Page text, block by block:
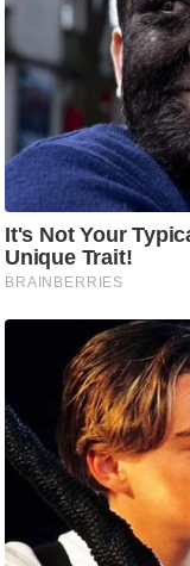
N
w
s
ला
इ
फ
इ
क्नॉ
लॉ
जी
टी